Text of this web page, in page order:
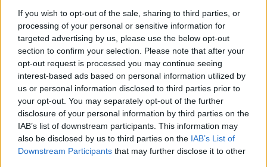
If you wish to opt-out of the sale, sharing to third parties, or
processing of your personal or sensitive information for
targeted advertising by us, please use the below opt-out
section to confirm your selection. Please note that after your
opt-out request is processed you may continue seeing
interest-based ads based on personal information utilized by
us or personal information disclosed to third parties prior to
your opt-out. You may separately opt-out of the further
disclosure of your personal information by third parties on the
IAB’s list of downstream participants. This information may
also be disclosed by us to third parties on the IAB’s List of
Downstream Participants that may further disclose it to other
R 17
Tydliga testresultat och betyg i 12 grenar –
svart på vitt: Här är bästa och sämsta
dubbdäcken
Däcken i testet: Bridgestone Spike 3,
Continental IceContact3, Goodyear UltraGrip
Arctic 2, Mazzini Ice Leopard, Michelin X-Ice
North 4, Nordman North 9, Nokian
Hakkapeliitta 10 och Nokian Hakkapeliitta R5